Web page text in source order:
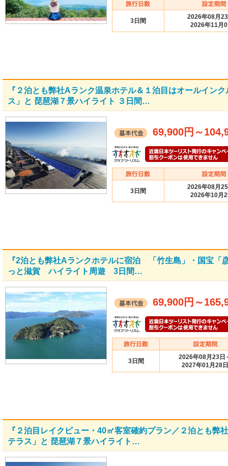
3日間
2026年08月
2026年11月
『２泊とも弊社Aランク温泉ホテル＆１泊目はオールイン
ス」と 琵琶湖７景ハイライト ３日間…
69,900円 ～
3日間
2026年08月
2026年10月
『2泊とも弊社Aランクホテルに宿泊 「竹生島」・国宝「
っと滋賀 ハイライト周遊 3日間…
69,900円 ～
3日間
2026年08月23日
2027年01月28日
『２泊目レイクビュー・40㎡客室確約プラン／２泊とも
テラス」と 琵琶湖７景ハイライト…